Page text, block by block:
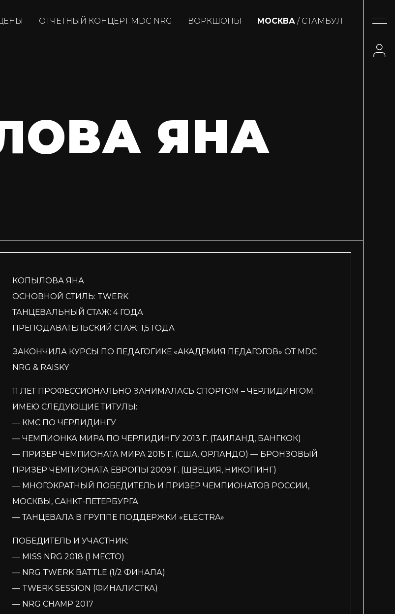
ОТЧЕТНЫЙ КОНЦЕРТ MDC NRG ВОРКШОПЫ МОСКВА / СТАМБУЛ
ЯНА
КОПЫЛОВА ЯНА
ОСНОВНОЙ СТИЛЬ: TWERK
ТАНЦЕВАЛЬНЫЙ СТАЖ: 4 ГОДА
ПРЕПОДАВАТЕЛЬСКИЙ СТАЖ: 1,5 ГОДА
ЗАКОНЧИЛА КУРСЫ ПО ПЕДАГОГИКЕ «АКАДЕМИЯ ПЕДАГОГОВ» ОТ MDC
NRG & RAISKY
11 ЛЕТ ПРОФЕССИОНАЛЬНО ЗАНИМАЛАСЬ СПОРТОМ – ЧЕРЛИДИНГОМ.
ИМЕЮ СЛЕДУЮЩИЕ ТИТУЛЫ:
— КМС ПО ЧЕРЛИДИНГУ
— ЧЕМПИОНКА МИРА ПО ЧЕРЛИДИНГУ 2013 Г. (ТАИЛАНД, БАНГКОК)
— ПРИЗЕР ЧЕМПИОНАТА МИРА 2015 Г. (США, ОРЛАНДО) — БРОНЗОВЫЙ
ПРИЗЕР ЧЕМПИОНАТА ЕВРОПЫ 2009 Г. (ШВЕЦИЯ, НИКОПИНГ)
— МНОГОКРАТНЫЙ ПОБЕДИТЕЛЬ И ПРИЗЕР ЧЕМПИОНАТОВ РОССИИ,
МОСКВЫ, САНКТ-ПЕТЕРБУРГА
— ТАНЦЕВАЛА В ГРУППЕ ПОДДЕРЖКИ «ELECTRA»
ПОБЕДИТЕЛЬ И УЧАСТНИК:
— MISS NRG 2018 (1 МЕСТО)
— NRG TWERK BATTLE (1/2 ФИНАЛА)
— TWERK SESSION (ФИНАЛИСТКА)
— NRG CHAMP 2017